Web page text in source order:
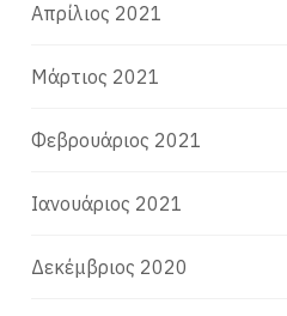
Απρίλιος 2021
Μάρτιος 2021
Φεβρουάριος 2021
Ιανουάριος 2021
Δεκέμβριος 2020